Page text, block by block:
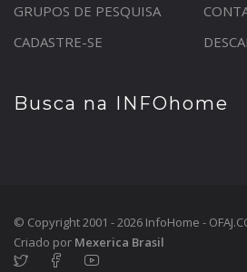
GRUPOS DE PESQUISA
CADASTRE-SE
Busca na INFOhome
© Copyright 2001 - 2026 InfoHome -
Criado por Mexerica Brasil